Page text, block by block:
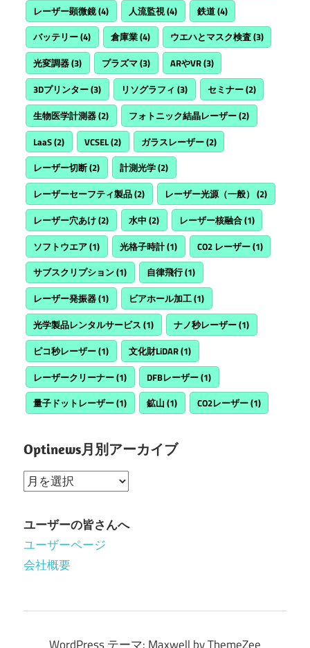
レーザー顕微鏡(4) 人流監視(4) 鉄道(4)
バッテリー(4) 倉庫業(4) ウエハとマスク検査(3)
光変調器(3) プラズマ(3) ARやVR(3)
3Dプリンター(3) リソグラフィ (3) セミナー(2)
生物医学計測器(2) フォトニック結晶レーザー(2)
LaaS(2) VCSEL(2) ガラスレーザー(2)
レーザー切断(2) 計測光学(2)
レーザーセーフティ製品(2) レーザー光源（一般） (2)
レーザー穴あけ(2) 水中 (2) レーザー核融合(1)
ソフトウエア(1) 光格子時計(1) CO2 レーザー(1)
サブスクリプション(1) 自律飛行(1)
レーザー発振器(1) ビアホール加工(1)
光学製品レンタルサービス (1) ナノ秒レーザー(1)
ピコ秒レーザー(1) 文化財LiDAR(1)
レーザークリーナー(1) DFBレーザー(1)
量子ドットレーザー(1) 鉱山 (1) CO2レーザー(1)
Optinews月別アーカイブ
Optinews
別
ア
ー
ユーザーの皆さんへ
ユーザーページ
会社概要